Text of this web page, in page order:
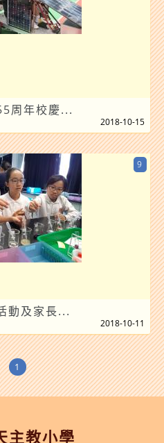
周年校慶...
2018-10-15
動及家長...
9
2018-10-11
1
主教小學